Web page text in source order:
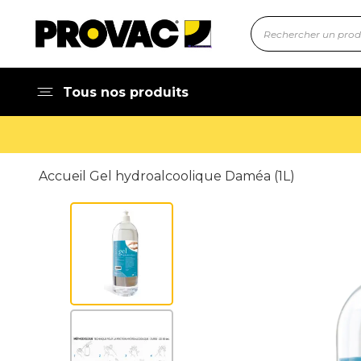
Tous nos produits
Accueil Gel hydroalcoolique Daméa (1L)